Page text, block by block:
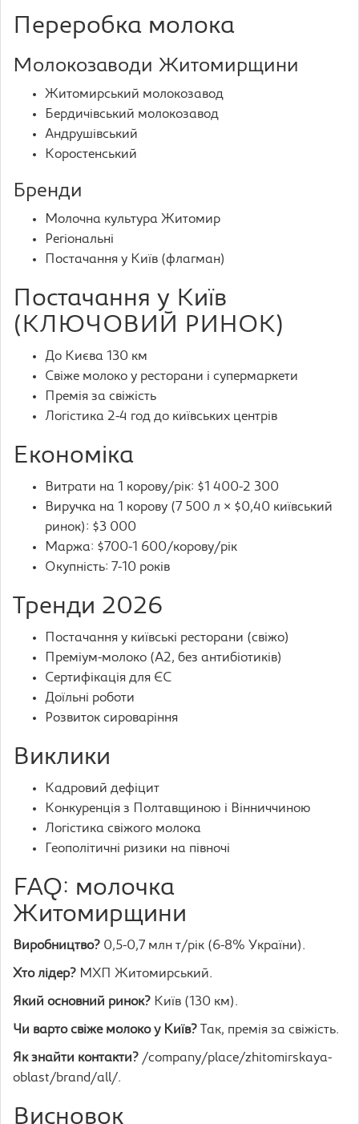
Переробка молока
Молокозаводи Житомирщини
Житомирський молокозавод
Бердичівський молокозавод
Андрушівський
Коростенський
Бренди
Молочна культура Житомир
Регіональні
Постачання у Київ (флагман)
Постачання у Київ
(КЛЮЧОВИЙ РИНОК)
До Києва 130 км
Свіже молоко у ресторани і супермаркети
Премія за свіжість
Логістика 2-4 год до київських центрів
Економіка
Витрати на 1 корову/рік: $1 400-2 300
Виручка на 1 корову (7 500 л × $0,40 київський
ринок): $3 000
Маржа: $700-1 600/корову/рік
Окупність: 7-10 років
Тренди 2026
Постачання у київські ресторани (свіжо)
Преміум-молоко (А2, без антибіотиків)
Сертифікація для ЄС
Доїльні роботи
Розвиток сироваріння
Виклики
Кадровий дефіцит
Конкуренція з Полтавщиною і Вінниччиною
Логістика свіжого молока
Геополітичні ризики на півночі
FAQ: молочка
Житомирщини
Виробництво? 0,5-0,7 млн т/рік (6-8% України).
Хто лідер? МХП Житомирський.
Який основний ринок? Київ (130 км).
Чи варто свіже молоко у Київ? Так, премія за свіжість.
Як знайти контакти? /company/place/zhitomirskaya-
oblast/brand/all/.
Висновок